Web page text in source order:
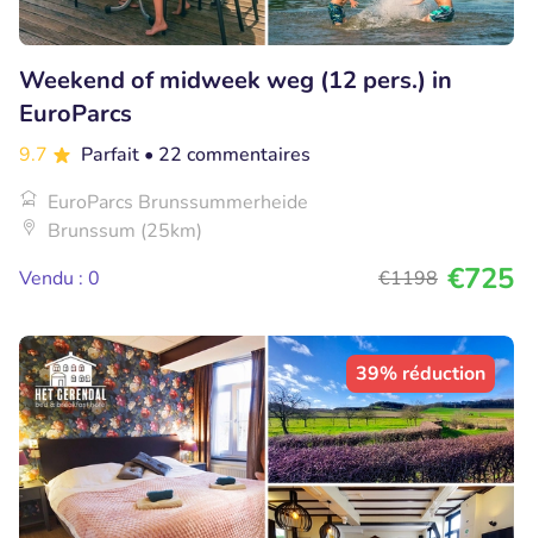
Weekend of midweek weg (12 pers.) in
EuroParcs
9.7 Parfait • 22 commentaires
EuroParcs Brunssummerheide
Brunssum (25km)
Vendu : 0
€1198 €725
39% réduction